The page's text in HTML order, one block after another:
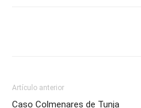
Artículo anterior
Caso Colmenares de Tunja